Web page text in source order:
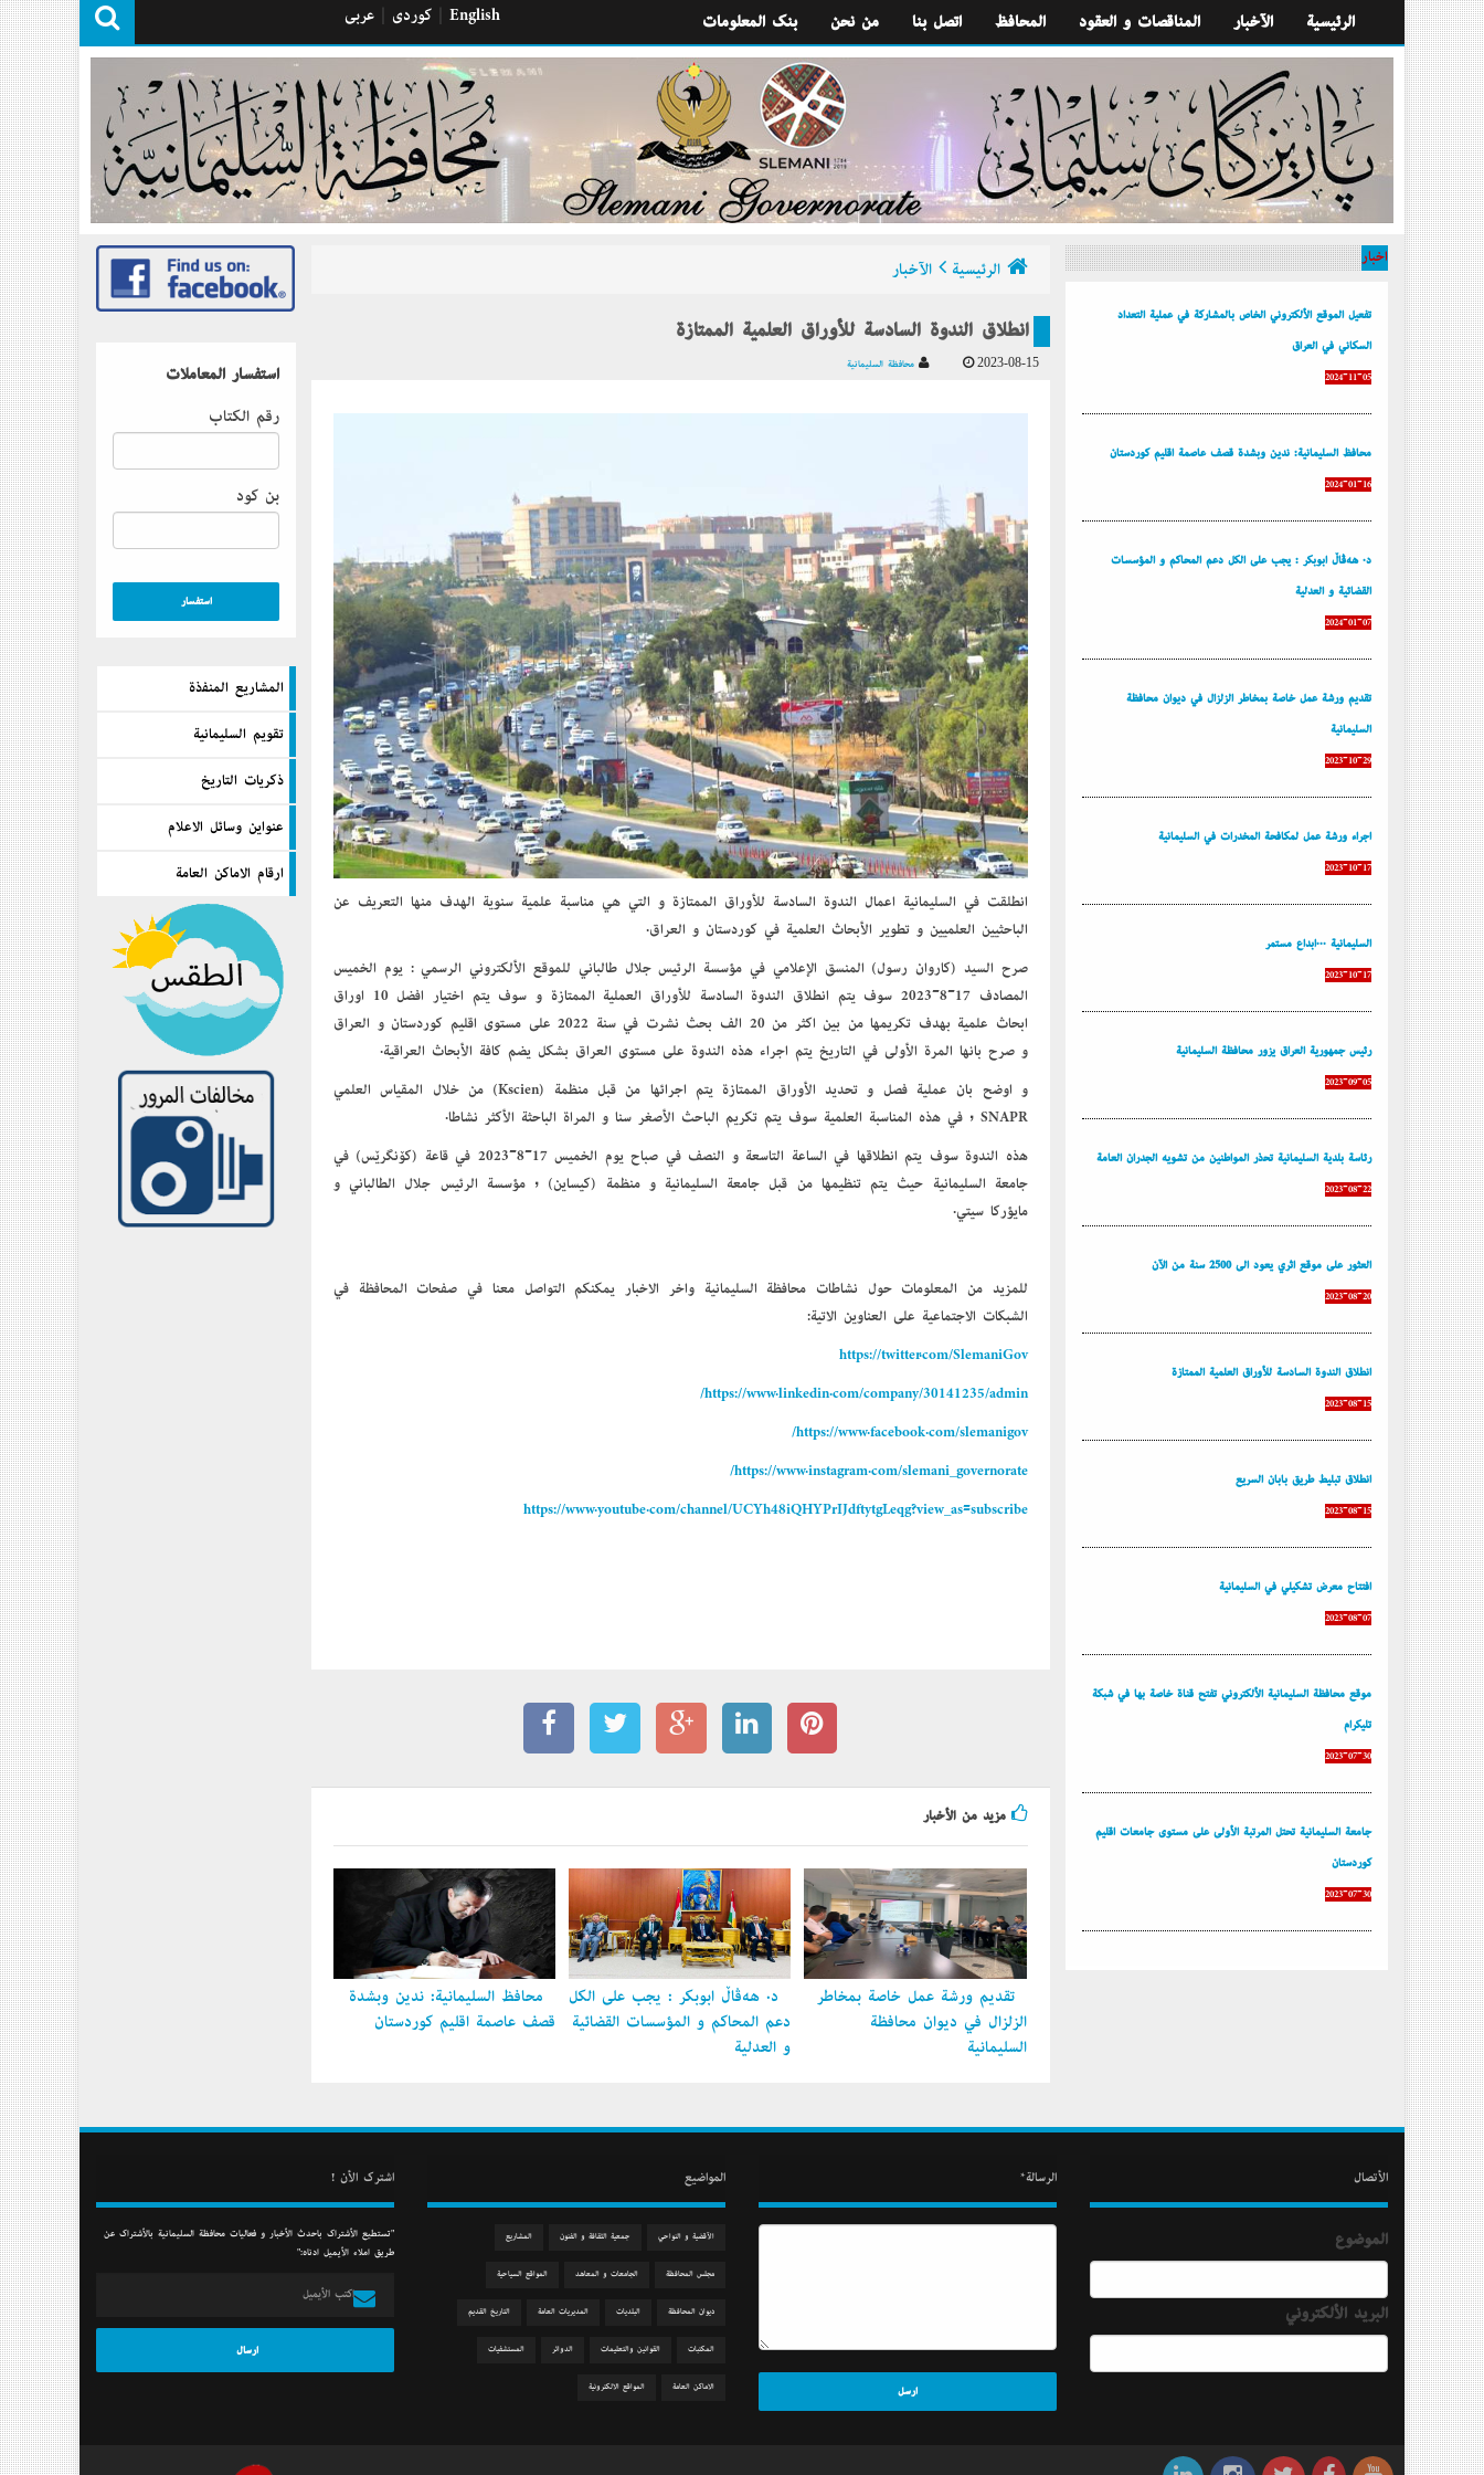
كوردی عربی English بنك المعلومات من نحن اتصل بنا المحافظ المناقصات و العقود الآخبار الرئيسية
استفسار المعاملات
رقم الكتاب
بن كود
المشاريع المنفذة
تقويم السليمانية
ذكريات التاريخ
عنواين وسائل الاعلام
ارقام الاماكن العامة
الرئيسية الآخبار
إنطلاق الندوة السادسة للأوراق العلمية الممتازة
محافظة السليمانية 2023-08-15
إنطلقت في السليمانية أعمال الندوة السادسة للأوراق الممتازة و التي هي مناسبة علمية سنوية الهدف منها التعريف عن
الباحثيين العلميين و تطوير الأبحاث العلمية في كوردستان و العراق.
صرح السيد (كاروان رسول) المنسق الإعلامي في مؤسسة الرئيس جلال طالباني للموقع الألكتروني الرسمي : يوم الخميس
المصادف 17-8-2023 سوف يتم إنطلاق الندوة السادسة للأوراق العملية الممتازة و سوف يتم إختيار أفضل 10 أوراق
أبحاث علمية بهدف تكريمها من بين أكثر من 20 ألف بحث نشرت في سنة 2022 على مستوى إقليم كوردستان و العراق
و صرح بأنها المرة الأولى في التاريخ يتم إجراء هذه الندوة على مستوى العراق بشكل يضم كافة الأبحاث العراقية.
و أوضح بأن عملية فصل و تحديد الأوراق الممتازة يتم إجرائها من قبل منظمة (Kscien) من خلال المقياس العلمي
SNAPR , في هذه المناسبة العلمية سوف يتم تكريم الباحث الأصغر سنا و المرأة الباحثة الأكثر نشاطا.
هذه الندوة سوف يتم إنطلاقها في الساعة التاسعة و النصف في صباح يوم الخميس 17-8-2023 في قاعة (كۆنگرێس) في
جامعة السليمانية حيث يتم تنظيمها من قبل جامعة السليمانية و منظمة (كيساين) , مؤسسة الرئيس جلال الطالباني و
مايؤركا سيتي.
للمزيد من المعلومات حول نشاطات محافظة السليمانية وأخر الاخبار يمكنكم التواصل معنا في صفحات المحافظة في
الشبكات الاجتماعية على العناوين الاتية:
https://twitter.com/SlemaniGov
https://www.linkedin.com/company/30141235/admin/
https://www.facebook.com/slemanigov/
https://www.instagram.com/slemani_governorate/
https://www.youtube.com/channel/UCYh48iQHYPrIJdftytgLeqg?view_as=subscribe
مزيد من الأخبار
محافظ السليمانية: ندين وبشدة
قصف عاصمة إقليم كوردستان
د. هەڤاڵ أبوبكر : يجب على الكل
دعم المحاكم و المؤسسات القضائية
و العدلية
تقديم ورشة عمل خاصة بمخاطر
الزلزال في ديوان محافظة
السليمانية
أخبار
تفعيل الموقع الألكتروني الخاص بالمشاركة في عملية التعداد
السكاني في العراق
2024-11-05
محافظ السليمانية: ندين وبشدة قصف عاصمة إقليم كوردستان
2024-01-16
د. هەڤاڵ أبوبكر : يجب على الكل دعم المحاكم و المؤسسات
القضائية و العدلية
2024-01-07
تقديم ورشة عمل خاصة بمخاطر الزلزال في ديوان محافظة
السليمانية
2023-10-29
إجراء ورشة عمل لمكافحة المخدرات في السليمانية
2023-10-17
السليمانية ...إبداع مستمر
2023-10-17
رئيس جمهورية العراق يزور محافظة السليمانية
2023-09-05
رئاسة بلدية السليمانية تحذر المواطنين من تشويه الجدران العامة
2023-08-22
العثور على موقع أثري يعود إلى 2500 سنة من الآن
2023-08-20
إنطلاق الندوة السادسة للأوراق العلمية الممتازة
2023-08-15
إنطلاق تبليط طريق بابان السريع
2023-08-15
إفتتاح معرض تشكيلي في السليمانية
2023-08-07
موقع محافظة السليمانية الألكتروني تفتح قناة خاصة بها في شبكة
تليكرام
2023-07-30
جامعة السليمانية تحتل المرتبة الأولى على مستوى جامعات إقليم
كوردستان
2023-07-30
أشترك الأن !
"تستطيع الأشتراك بأحدث الأخبار و فعاليات محافظة السليمانية بالأشتراك عن
طريق أملاء الأيميل أدناه:"
المواضيع
الآقضية و النواحي جمعیة الثقافة و الفنون المشاريع
مجلس المحافظة الجامعات و المعاهد المواقع السياحية
دیوان المحافظة البلديات المديريات العامة التاريخ القديم
المكتبات القوانين والتعليمات الدوائر المستشفيات
الاماكن العامة المواقع الالكترونية
الرسالة* الأتصال
الموضوع
البريد الألكتروني